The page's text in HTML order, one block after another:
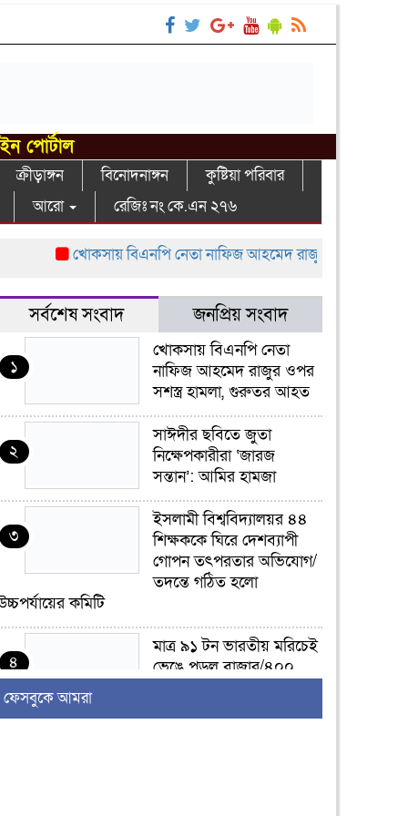
পোর্টাল
ক্রীড়াঙ্গন বিনোদনাঙ্গন
কুষ্টিয়া পরিবার
আরো রেজিঃ নং কে.এন ২৭৬
খোকসায় বিএনপি নেতা নাফিজ আহমেদ রাজুর ওপর সশস্ত্র
সর্বশেষ সংবাদ জনপ্রিয় সংবাদ
১
খোকসায় বিএনপি নেতা
নাফিজ আহমেদ রাজুর ওপর
সশস্ত্র হামলা, গুরুতর আহত
২
সাঈদীর ছবিতে জুতা
নিক্ষেপকারীরা ‘জারজ
সন্তান’: আমির হামজা
৩
ইসলামী বিশ্ববিদ্যালয়র ৪৪
শিক্ষককে ঘিরে দেশব্যাপী
গোপন তৎপরতার অভিযোগ/
তদন্তে গঠিত হলো
কমিটি
৪
মাত্র ৯১ টন ভারতীয় মরিচেই
ভেঙে পড়ল বাজার/৪০০
রেখেছিল?
ফেসবুকে আমরা